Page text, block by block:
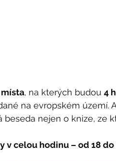
místa, na kterých budou 4
na evropském území.
beseda nejen o knize, ze
v celou hodinu – od 18 do